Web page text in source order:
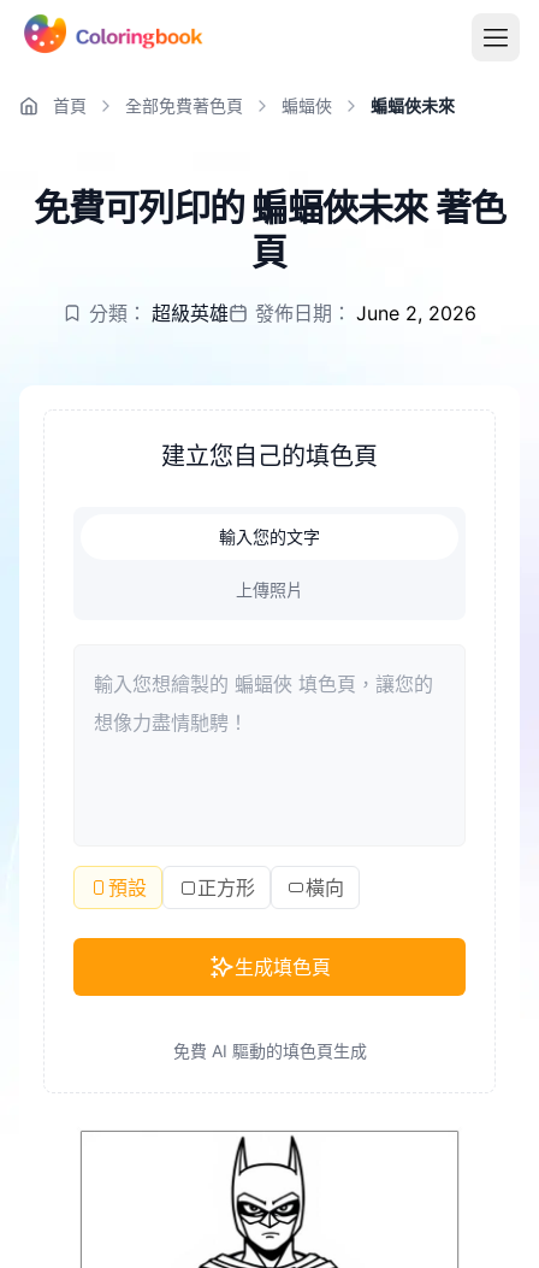
首頁 全部免費著色頁 蝙蝠俠 蝙蝠俠未來
免費可列印的 蝙蝠俠未來 著色
頁
分類： 超級英雄 發佈日期： June 2, 2026
建立您自己的填色頁
輸入您的文字
上傳照片
預設 正方形 橫向
生成填色頁
免費 AI 驅動的填色頁生成